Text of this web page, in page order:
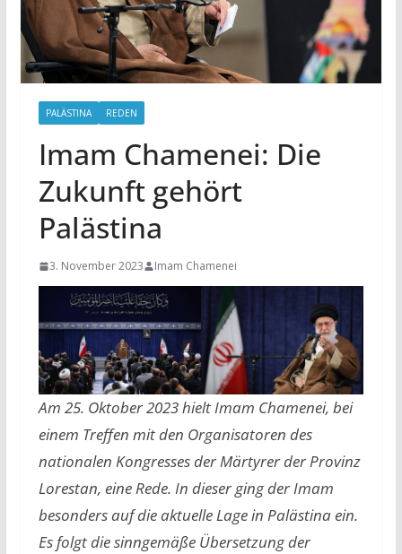
PALÄSTINA REDEN
Imam Chamenei: Die
Zukunft gehört
Palästina
3. November 2023 Imam Chamenei
Am 25. Oktober 2023 hielt Imam Chamenei, bei
einem Treffen mit den Organisatoren des
nationalen Kongresses der Märtyrer der Provinz
Lorestan, eine Rede. In dieser ging der Imam
besonders auf die aktuelle Lage in Palästina ein.
Es folgt die sinngemäße Übersetzung der